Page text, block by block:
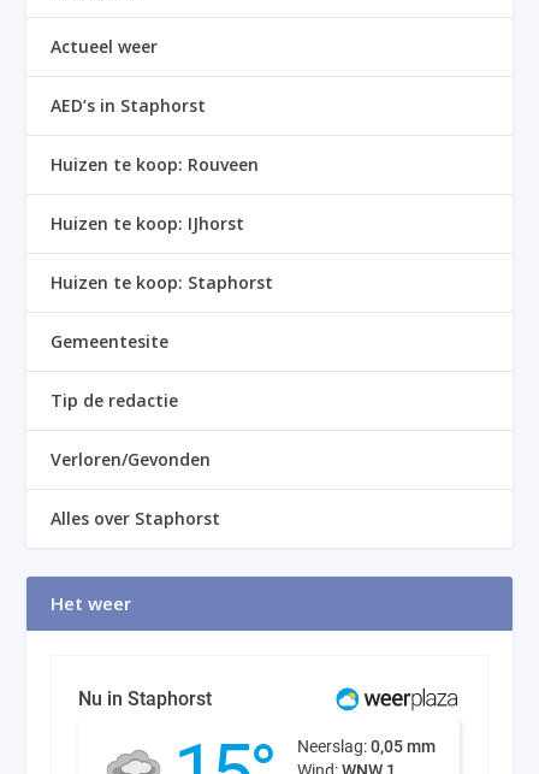
Actueel weer
AED’s in Staphorst
Huizen te koop: Rouveen
Huizen te koop: IJhorst
Huizen te koop: Staphorst
Gemeentesite
Tip de redactie
Verloren/Gevonden
Alles over Staphorst
Het weer